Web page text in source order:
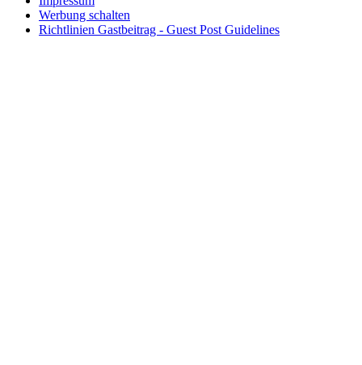
Werbung schalten
Richtlinien Gastbeitrag - Guest Post Guidelines